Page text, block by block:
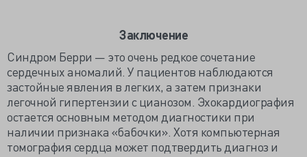
Заключение
Синдром Берри — это очень редкое сочетание
сердечных аномалий. У пациентов наблюдаются
застойные явления в легких, а затем признаки
легочной гипертензии с цианозом. Эхокардиография
остается основным методом диагностики при
наличии признака «бабочки». Хотя компьютерная
томография сердца может подтвердить диагноз и